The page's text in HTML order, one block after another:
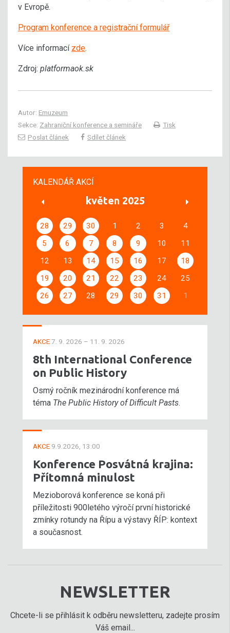
v Evropě.
Program konference a registrační formulář
Více informací zde.
Zdroj: platformaok.sk
Autor: Emuzeum
Sekce: Zahraniční konference a semináře
Tisk
Poslat článek
Sdílet článek
KALENDÁŘ AKCÍ
květen 2025
28 29 30 1 2 3
4
5
6 7 8 9 10
11
12
13 14 15 16 17
18
19
20 21 22 23 24
25
26
27 28 29 30 31 1
AKCE7. 9. 2026 – 11. 9. 2026
8th International Conference
on Public History
Osmý ročník mezinárodní konference má
téma The Public History of Difficult Pasts.
AKCE 9.9.2026, 13:00
Konference Posvátná krajina:
Přítomná minulost
Mezioborová konference se koná při
příležitosti 900letého výročí první historické
zmínky rotundy na Řípu a výstavy ŘÍP: kontext
a současnost.
NEWSLETTER
Chcete-li se přihlásit k odběru newsletteru, zadejte prosím
Váš email...